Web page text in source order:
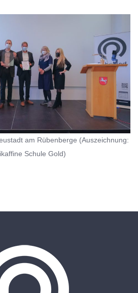
am Rübenberge (Auszeichnung:
Schule Gold)